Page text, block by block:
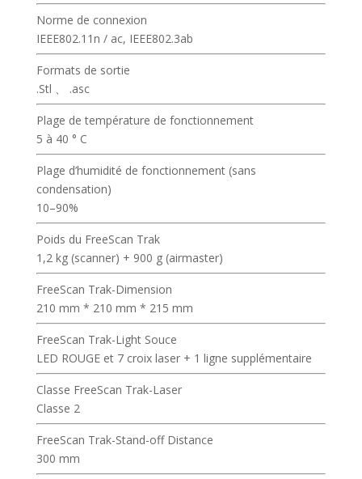
Norme de connexion
IEEE802.11n / ac, IEEE802.3ab
Formats de sortie
.Stl 、 .asc
Plage de température de fonctionnement
5 à 40 ° C
Plage d’humidité de fonctionnement (sans
condensation)
10–90%
Poids du FreeScan Trak
1,2 kg (scanner) + 900 g (airmaster)
FreeScan Trak-Dimension
210 mm * 210 mm * 215 mm
FreeScan Trak-Light Souce
LED ROUGE et 7 croix laser + 1 ligne supplémentaire
Classe FreeScan Trak-Laser
Classe 2
FreeScan Trak-Stand-off Distance
300 mm